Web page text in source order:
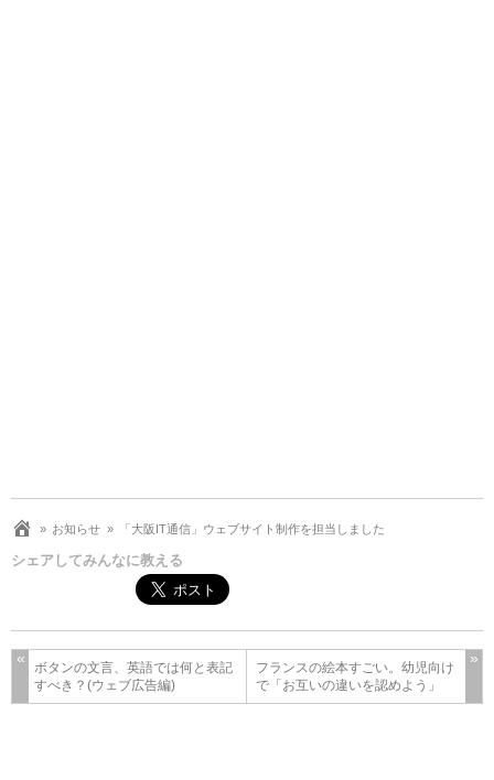
お知らせ 「大阪IT通信」ウェブサイト制作を担当しました
シェアしてみんなに教える
ボタンの文言、英語では何と表記
すべき？(ウェブ広告編)
フランスの絵本すごい。幼児向け
で「お互いの違いを認めよう」